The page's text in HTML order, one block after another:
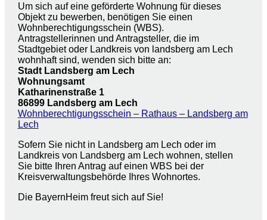
Um sich auf eine geförderte Wohnung für dieses
Objekt zu bewerben, benötigen Sie einen
Wohnberechtigungsschein (WBS).
Antragstellerinnen und Antragsteller, die im
Stadtgebiet oder Landkreis von landsberg am Lech
wohnhaft sind, wenden sich bitte an:
Stadt Landsberg am Lech
Wohnungsamt
Katharinenstraße 1
86899 Landsberg am Lech
Wohnberechtigungsschein – Rathaus – Landsberg am
Lech
Sofern Sie nicht in Landsberg am Lech oder im
Landkreis von Landsberg am Lech wohnen, stellen
Sie bitte Ihren Antrag auf einen WBS bei der
Kreisverwaltungsbehörde Ihres Wohnortes.
Die BayernHeim freut sich auf Sie!